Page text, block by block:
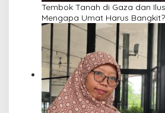
Tembok Tanah di Gaza dan
Mengapa Umat Harus Bangkit?